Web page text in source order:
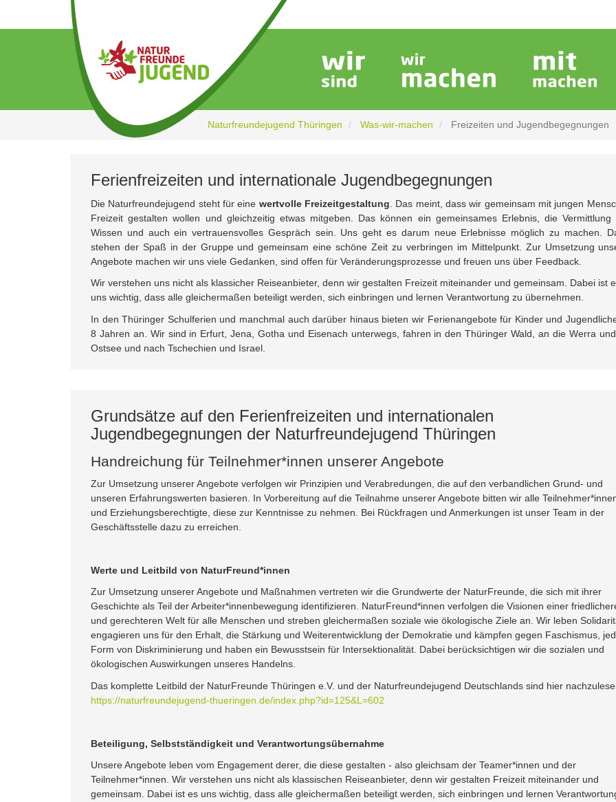
Naturfreundejugend Thüringen Was-wir-machen Freizeiten und Jugendbegegnungen
Ferienfreizeiten und internationale Jugendbegegnungen
Die Naturfreundejugend steht für eine wertvolle Freizeitgestaltung . Das meint, dass wir gemeinsam mit jungen
Freizeit gestalten wollen und gleichzeitig etwas mitgeben. Das können ein gemeinsames Erlebnis, die Vermittlung
Wissen und auch ein vertrauensvolles Gespräch sein. Uns geht es darum neue Erlebnisse möglich zu machen.
stehen der Spaß in der Gruppe und gemeinsam eine schöne Zeit zu verbringen im Mittelpunkt. Zur Umsetzung
Angebote machen wir uns viele Gedanken, sind offen für Veränderungsprozesse und freuen uns über Feedback.
Wir verstehen uns nicht als klassicher Reiseanbieter, denn wir gestalten Freizeit miteinander und gemeinsam. Dabei ist
uns wichtig, dass alle gleichermaßen beteiligt werden, sich einbringen und lernen Verantwortung zu übernehmen.
In den Thüringer Schulferien und manchmal auch darüber hinaus bieten wir Ferienangebote für Kinder und
8 Jahren an. Wir sind in Erfurt, Jena, Gotha und Eisenach unterwegs, fahren in den Thüringer Wald, an die Werra
Ostsee und nach Tschechien und Israel.
Grundsätze auf den Ferienfreizeiten und internationalen
Jugendbegegnungen der Naturfreundejugend Thüringen
Handreichung für Teilnehmer*innen unserer Angebote
Zur Umsetzung unserer Angebote verfolgen wir Prinzipien und Verabredungen, die auf den verbandlichen Grund- und
unseren Erfahrungswerten basieren. In Vorbereitung auf die Teilnahme unserer Angebote bitten wir alle
und Erziehungsberechtigte, diese zur Kenntnisse zu nehmen. Bei Rückfragen und Anmerkungen ist unser Team in der
Geschäftsstelle dazu zu erreichen.
Werte und Leitbild von NaturFreund*innen
Zur Umsetzung unserer Angebote und Maßnahmen vertreten wir die Grundwerte der NaturFreunde, die sich mit ihrer
Geschichte als Teil der Arbeiter*innenbewegung identifizieren. NaturFreund*innen verfolgen die Visionen einer
und gerechteren Welt für alle Menschen und streben gleichermaßen soziale wie ökologische Ziele an. Wir leben
engagieren uns für den Erhalt, die Stärkung und Weiterentwicklung der Demokratie und kämpfen gegen Faschismus,
Form von Diskriminierung und haben ein Bewusstsein für Intersektionalität. Dabei berücksichtigen wir die sozialen und
ökologischen Auswirkungen unseres Handelns.
Das komplette Leitbild der NaturFreunde Thüringen e.V. und der Naturfreundejugend Deutschlands sind hier
https://naturfreundejugend-thueringen.de/index.php?id=125&L=602
Beteiligung, Selbstständigkeit und Verantwortungsübernahme
Unsere Angebote leben vom Engagement derer, die diese gestalten - also gleichsam der Teamer*innen und der
Teilnehmer*innen. Wir verstehen uns nicht als klassischen Reiseanbieter, denn wir gestalten Freizeit miteinander und
gemeinsam. Dabei ist es uns wichtig, dass alle gleichermaßen beteiligt werden, sich einbringen und lernen